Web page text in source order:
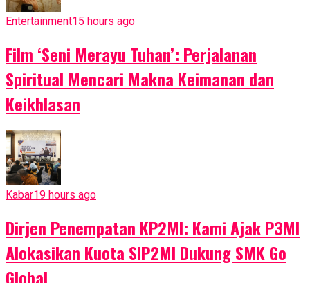
Entertainment15 hours ago
Film ‘Seni Merayu Tuhan’: Perjalanan
Spiritual Mencari Makna Keimanan dan
Keikhlasan
Kabar19 hours ago
Dirjen Penempatan KP2MI: Kami Ajak P3MI
Alokasikan Kuota SIP2MI Dukung SMK Go
Global